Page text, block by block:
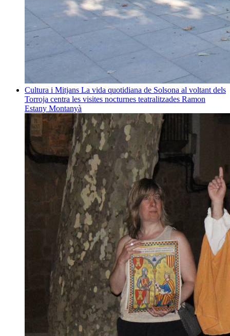
Cultura i Mitjans La vida quotidiana de Solsona al voltant dels
Torroja centra les visites nocturnes teatralitzades Ramon
Estany Montanyà